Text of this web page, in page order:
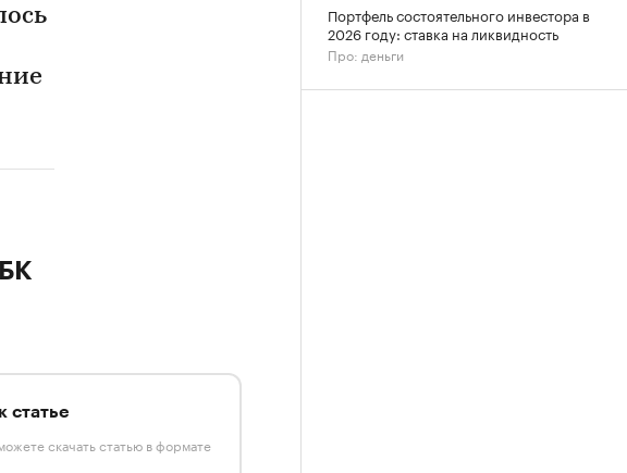
статье
скачать статью в формате
Портфель состоятельного инвестора в
2026 году: ставка на ликвидность
Про: деньги